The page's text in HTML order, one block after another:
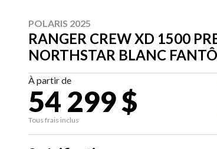
POLARIS 2025
RANGER CREW XD 1500
NORTHSTAR BLANC
À partir de
54 299 $
Tous frais inclus